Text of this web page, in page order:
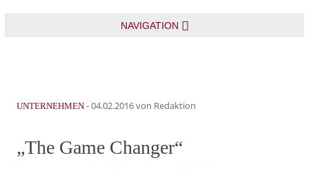
NAVIGATION
UNTERNEHMEN -04.02.2016von Redaktion
„The Game Changer“